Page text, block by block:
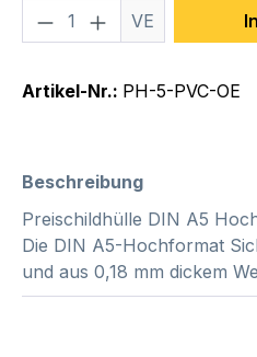
Produkt Anzahl:
VE
Artikel-Nr.: PH-5-PVC-OE
Beschreibung
Preischildhülle DIN A5
Die DIN A5-Hochformat
und aus 0,18 mm dickem